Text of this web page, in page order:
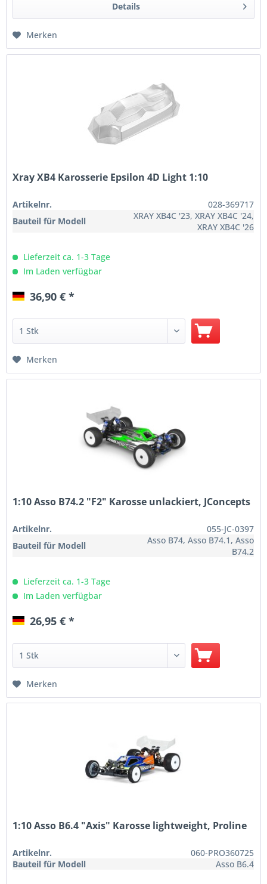
Details
Merken
Xray XB4 Karosserie Epsilon 4D Light 1:10
Artikelnr.
028-369717
Bauteil für Modell
XRAY XB4C '23, XRAY XB4C '24,
XRAY XB4C '26
Lieferzeit ca. 1-3 Tage
Im Laden verfügbar
36,90 € *
Merken
1:10 Asso B74.2 "F2" Karosse unlackiert, JConcepts
Artikelnr.
055-JC-0397
Bauteil für Modell
Asso B74, Asso B74.1, Asso
B74.2
Lieferzeit ca. 1-3 Tage
Im Laden verfügbar
26,95 € *
Merken
1:10 Asso B6.4 "Axis" Karosse lightweight, Proline
Artikelnr.
060-PRO360725
Bauteil für Modell
Asso B6.4